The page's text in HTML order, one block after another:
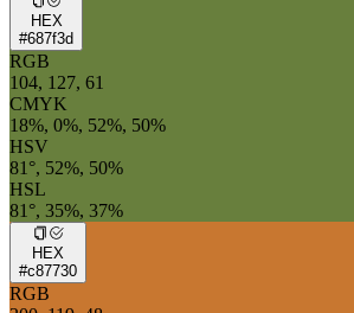
HEX
#687f3d
RGB
104, 127, 61
CMYK
18%, 0%, 52%, 50%
HSV
81°, 52%, 50%
HSL
81°, 35%, 37%
HEX
#c87730
RGB